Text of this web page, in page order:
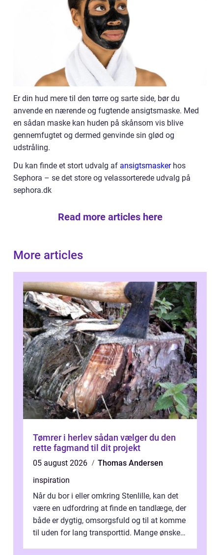
Er din hud mere til den tørre og sarte side, bør du
anvende en nærende og fugtende ansigtsmaske. Med
en sådan maske kan huden på skånsom vis blive
gennemfugtet og dermed genvinde sin glød og
udstråling.
Du kan finde et stort udvalg af ansigtsmaskerhos
Sephora – se det store og velassorterede udvalg på
sephora.dk
Read more articles here
More articles
Tømrer i herlev sådan vælger du den
rette fagmand til dit projekt
05 august 2026
Thomas Andersen
inspiration
Når du bor i eller omkring Stenlille, kan det
være en udfordring at finde en tandlæge, der
både er dygtig, omsorgsfuld og til at komme
til uden for lang transporttid. Mange ønsker